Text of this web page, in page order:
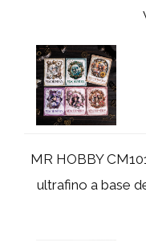
MR HOBBY
ultrafino a base